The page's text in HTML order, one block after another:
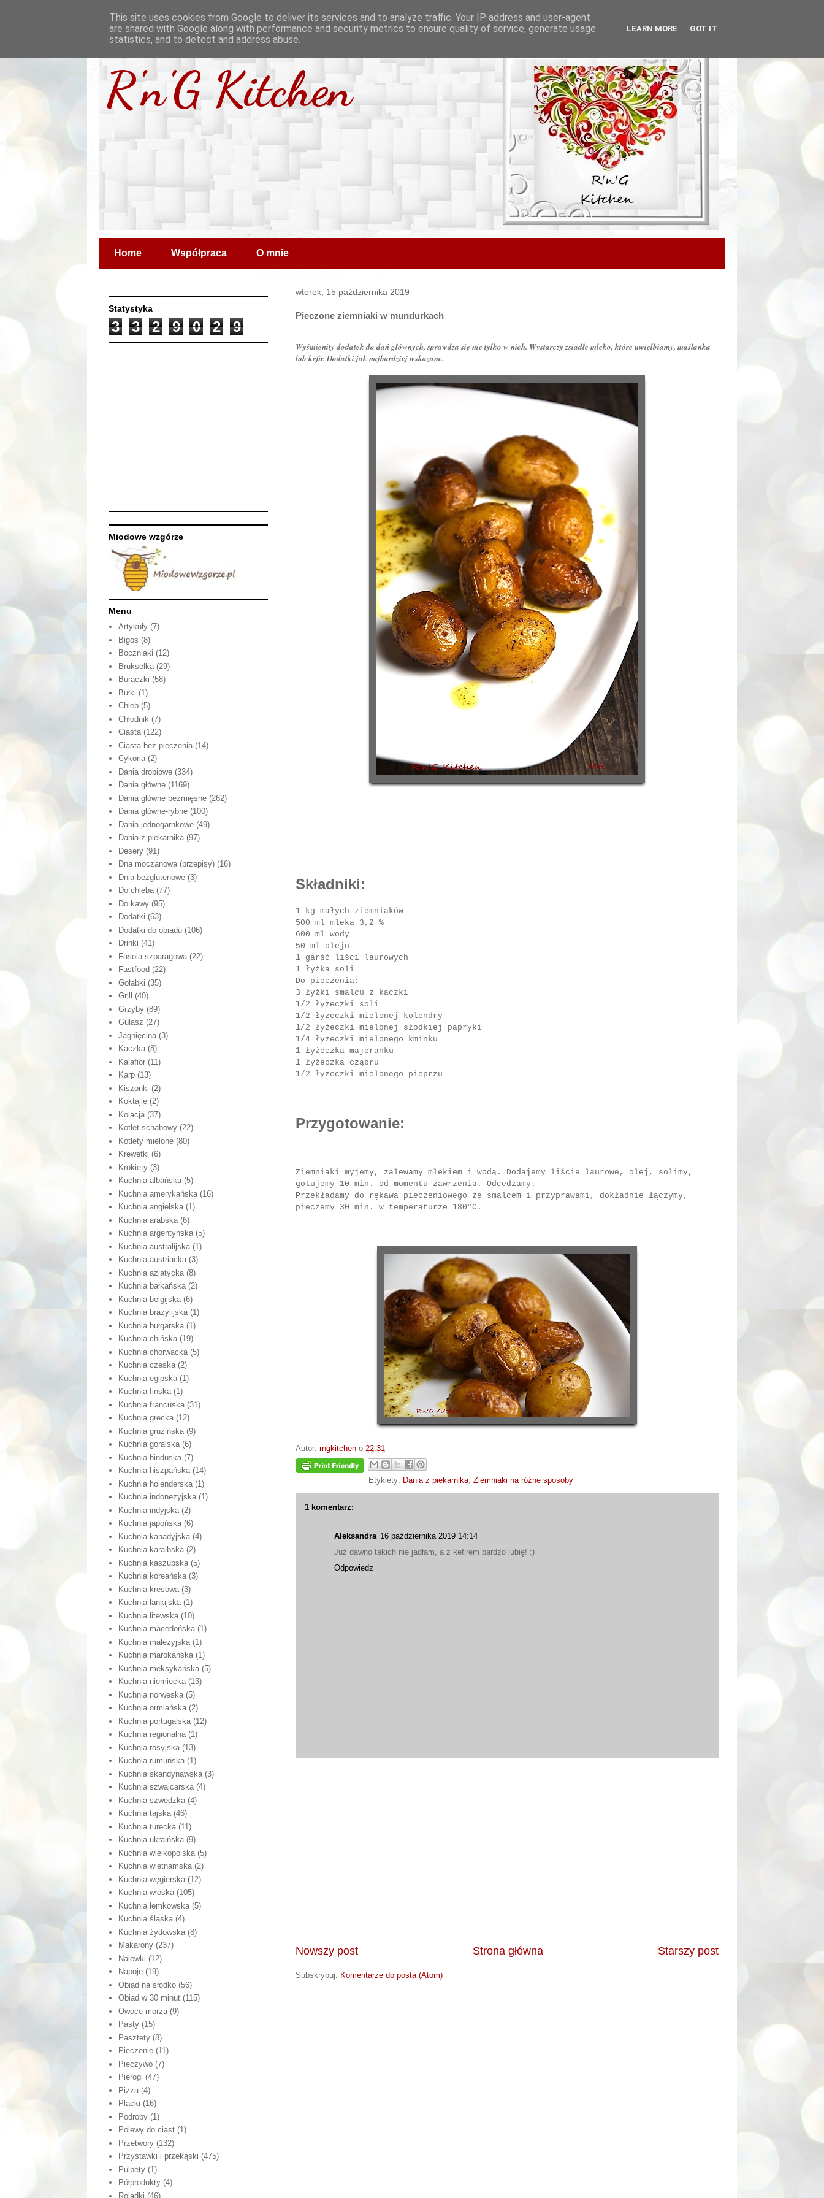
R'n'G Kitchen
Home Współpraca O mnie
wtorek, 15 października 2019
Pieczone ziemniaki w mundurkach
Wyśmienity dodatek do dań głównych, sprawdza się nie tylko w nich. Wystarczy zsiadłe mleko, które uwielbiamy, maślanka
lub kefir. Dodatki jak najbardziej wskazane.
Składniki:
1 kg małych ziemniaków
500 ml mleka 3,2 %
600 ml wody
50 ml oleju
1 garść liści laurowych
1 łyżka soli
Do pieczenia:
3 łyżki smalcu z kaczki
1/2 łyżeczki soli
1/2 łyżeczki mielonej kolendry
1/2 łyżeczki mielonej słodkiej papryki
1/4 łyżeczki mielonego kminku
1 łyżeczka majeranku
1 łyżeczka cząbru
1/2 łyżeczki mielonego pieprzu
Przygotowanie:
Ziemniaki myjemy, zalewamy mlekiem i wodą. Dodajemy liście laurowe, olej, solimy,
gotujemy 10 min. od momentu zawrzenia. Odcedzamy.
Przekładamy do rękawa pieczeniowego ze smalcem i przyprawami, dokładnie łączymy,
pieczemy 30 min. w temperaturze 180°C.
Autor: rngkitchen o 22:31
Etykiety: Dania z piekarnika, Ziemniaki na różne sposoby
1 komentarz:
Aleksandra 16 października 2019 14:14
Już dawno takich nie jadłam, a z kefirem bardzo lubię! :)
Odpowiedz
Nowszy post Starszy post
Strona główna
Subskrybuj: Komentarze do posta (Atom)
Statystyka
3 3 2 9 0 2 9
Miodowe wzgórze
Menu
Artykuły (7)
Bigos (8)
Boczniaki (12)
Brukselka (29)
Buraczki (58)
Bułki (1)
Chleb (5)
Chłodnik (7)
Ciasta (122)
Ciasta bez pieczenia (14)
Cykoria (2)
Dania drobiowe (334)
Dania główne (1169)
Dania główne bezmięsne (262)
Dania główne-rybne (100)
Dania jednogarnkowe (49)
Dania z piekarnika (97)
Desery (91)
Dna moczanowa (przepisy) (16)
Dnia bezglutenowe (3)
Do chleba (77)
Do kawy (95)
Dodatki (63)
Dodatki do obiadu (106)
Drinki (41)
Fasola szparagowa (22)
Fastfood (22)
Gołąbki (35)
Grill
(40)
Grzyby (89)
Gulasz (27)
Jagnięcina (3)
Kaczka (8)
Kalafior (11)
Karp (13)
Kiszonki (2)
Koktajle (2)
Kolacja (37)
Kotlet schabowy (22)
Kotlety mielone (80)
Krewetki (6)
Krokiety (3)
Kuchnia albańska (5)
Kuchnia amerykańska (16)
Kuchnia angielska (1)
Kuchnia arabska (6)
Kuchnia argentyńska (5)
Kuchnia australijska (1)
Kuchnia austriacka (3)
Kuchnia azjatycka (8)
Kuchnia bałkańska (2)
Kuchnia belgijska (6)
Kuchnia brazylijska (1)
Kuchnia bułgarska (1)
Kuchnia chińska (19)
Kuchnia chorwacka (5)
Kuchnia czeska (2)
Kuchnia egipska (1)
Kuchnia fińska (1)
Kuchnia francuska (31)
Kuchnia grecka (12)
Kuchnia gruzińska (9)
Kuchnia góralska (6)
Kuchnia hinduska (7)
Kuchnia hiszpańska (14)
Kuchnia holenderska (1)
Kuchnia indonezyjska (1)
Kuchnia indyjska (2)
Kuchnia japońska (6)
Kuchnia kanadyjska (4)
Kuchnia karaibska (2)
Kuchnia kaszubska (5)
Kuchnia koreańska (3)
Kuchnia kresowa (3)
Kuchnia lankijska (1)
Kuchnia litewska (10)
Kuchnia macedońska (1)
Kuchnia malezyjska (1)
Kuchnia marokańska (1)
Kuchnia meksykańska (5)
Kuchnia niemiecka (13)
Kuchnia norweska (5)
Kuchnia ormiańska (2)
Kuchnia portugalska (12)
Kuchnia regionalna (1)
Kuchnia rosyjska (13)
Kuchnia rumuńska (1)
Kuchnia skandynawska (3)
Kuchnia szwajcarska (4)
Kuchnia szwedzka (4)
Kuchnia tajska (46)
Kuchnia turecka (11)
Kuchnia ukraińska (9)
Kuchnia wielkopolska (5)
Kuchnia wietnamska (2)
Kuchnia węgierska (12)
Kuchnia włoska (105)
Kuchnia łemkowska (5)
Kuchnia śląska (4)
Kuchnia żydowska (8)
Makarony (237)
Nalewki (12)
Napoje (19)
Obiad na słodko (56)
Obiad w 30 minut (115)
Owoce morza (9)
Pasty (15)
Pasztety (8)
Pieczenie (11)
Pieczywo (7)
Pierogi (47)
Pizza (4)
Placki (16)
Podroby (1)
Polewy do ciast (1)
Przetwory (132)
Przystawki i przekąski (475)
Pulpety (1)
Półprodukty (4)
Roladki (46)
This site uses cookies from Google to deliver its services and to analyze traffic. Your IP address and user-agent
are shared with Google along with performance and security metrics to ensure quality of service, generate usage
statistics, and to detect and address abuse.
LEARN MORE GOT IT